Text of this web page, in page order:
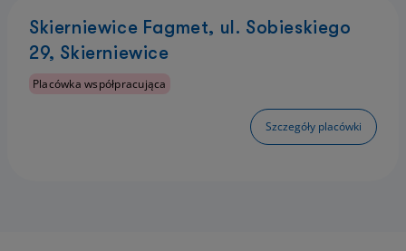
Skierniewice Fagmet, ul. Sobieskiego
29, Skierniewice
Placówka współpracująca
Szczegóły placówki